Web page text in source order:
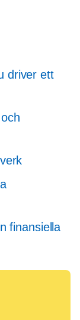
driver ett
finansiella